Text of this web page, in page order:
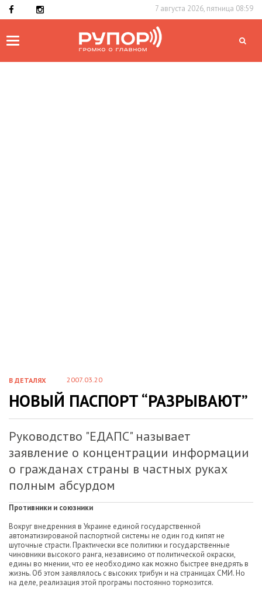
7 августа 2026, пятница 08:59
Toggle
В ДЕТАЛЯХ 2007.03.20
НОВЫЙ ПАСПОРТ “РАЗРЫВАЮТ”
Руководство "ЕДАПС" называет
заявление о концентрации информации
о гражданах страны в частных руках
полным абсурдом
Противники и союзники
Вокруг внедренния в Украине единой государственной
автоматизированой паспортной системы не один год кипят не
шуточные страсти. Практически все политики и государственные
чиновники высокого ранга, независимо от политической окраски,
едины во мнении, что ее необходимо как можно быстрее внедрять в
жизнь. Об этом заявлялось с высоких трибун и на страницах СМИ. Но
на деле, реализация этой програмы постоянно тормозится.